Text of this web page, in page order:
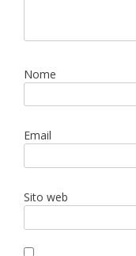
Nome
Email
Sito web